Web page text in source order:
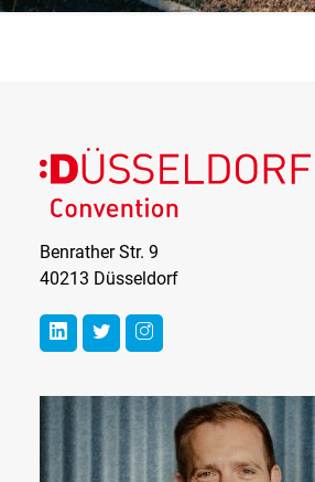
Düsseldorf
Convention
Benrather Str. 9
40213 Düsseldorf